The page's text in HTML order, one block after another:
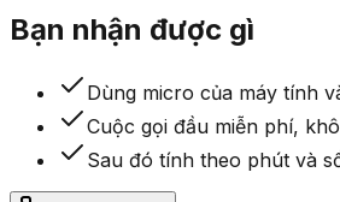
Bạn nhận được gì
Dùng micro của máy tính
Cuộc gọi đầu miễn phí,
Sau đó tính theo phút và